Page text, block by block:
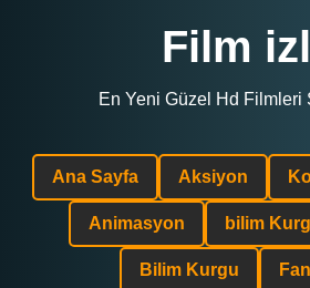
Film
En Yeni Güzel Hd Filmleri
Ana Sayfa Aksiyon
Animasyon bilim
Bilim Kurgu